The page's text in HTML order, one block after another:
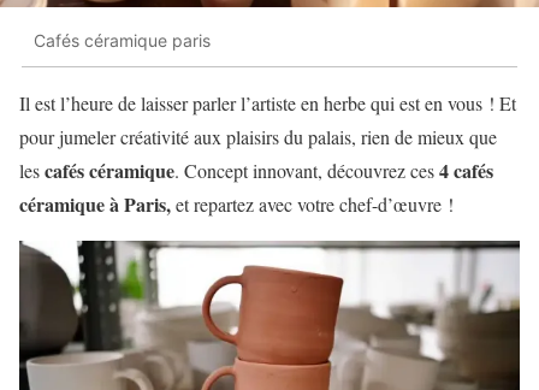
Cafés céramique paris
Il est l’heure de laisser parler l’artiste en herbe qui est en vous ! Et
pour jumeler créativité aux plaisirs du palais, rien de mieux que
lescafés céramique. Concept innovant, découvrez ces4 cafés
céramique à Paris,et repartez avec votre chef-d’œuvre !